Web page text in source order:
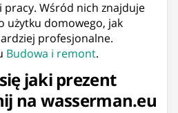
pracy. Wśród nich znajduje
użytku domowego, jak
profesjonalne.
Budowa i remont.
jaki prezent
na wasserman.eu